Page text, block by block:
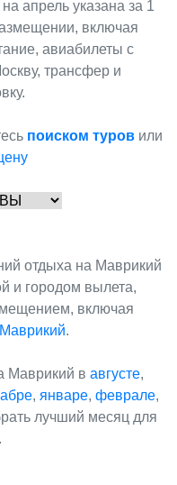
апрель указана за 1
включая
авиабилеты с
трансфер и
поиском туровили
отдыха на Маврикий
и городом вылета,
включая
.
Маврикий в августе,
, январе, феврале,
лучший месяц для